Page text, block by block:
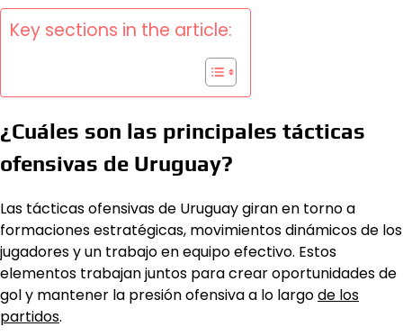
Key sections in the article:
¿Cuáles son las principales tácticas
ofensivas de Uruguay?
Las tácticas ofensivas de Uruguay giran en torno a
formaciones estratégicas, movimientos dinámicos de los
jugadores y un trabajo en equipo efectivo. Estos
elementos trabajan juntos para crear oportunidades de
gol y mantener la presión ofensiva a lo largode los
partidos.